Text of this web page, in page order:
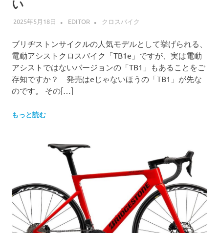
い
2025年5月18日 EDITOR クロスバイク
ブリヂストンサイクルの人気モデルとして挙げられる、
電動アシストクロスバイク「TB1e」ですが、実は電動
アシストではないバージョンの「TB1」もあることをご
存知ですか？ 発売はeじゃないほうの「TB1」が先な
のです。 その[…]
もっと読む